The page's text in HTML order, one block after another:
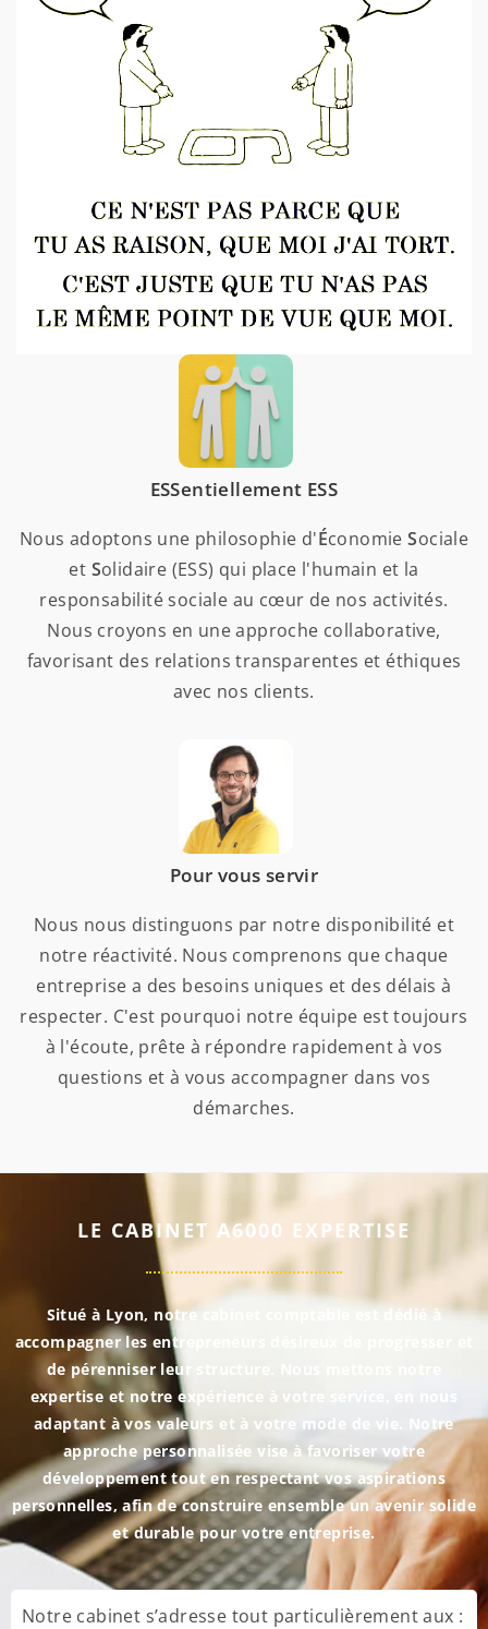
ESSentiellement ESS
Nous adoptons une philosophie d'ÉconomieSociale
et Solidaire (ESS) qui place l'humain et la
responsabilité sociale au cœur de nos activités.
Nous croyons en une approche collaborative,
favorisant des relations transparentes et éthiques
avec nos clients.
Pour vous servir
Nous nous distinguons par notre disponibilité et
notre réactivité. Nous comprenons que chaque
entreprise a des besoins uniques et des délais à
respecter. C'est pourquoi notre équipe est toujours
à l'écoute, prête à répondre rapidement à vos
questions et à vous accompagner dans vos
démarches.
LE CABINET A6000 EXPERTISE
Situé à Lyon, notre cabinet comptable est dédié à
accompagner les entrepreneurs désireux de progresser et
de pérenniser leur structure. Nous mettons notre
expertise et notre expérience à votre service, en nous
adaptant à vos valeurs et à votre mode de vie. Notre
approche personnalisée vise à favoriser votre
développement tout en respectant vos aspirations
personnelles, afin de construire ensemble un avenir solide
et durable pour votre entreprise.
Notre cabinet s’adresse tout particulièrement aux :